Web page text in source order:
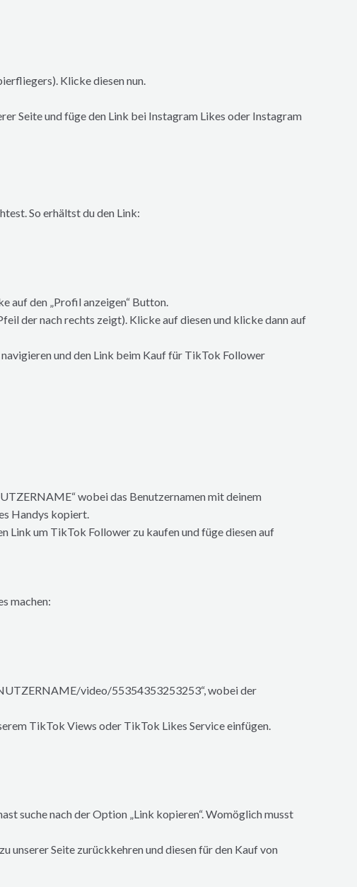
Klicke diesen nun.
Seite und füge den Link bei Instagram Likes oder Instagram
So erhältst du den Link:
auf den „Profil anzeigen“ Button.
der nach rechts zeigt). Klicke auf diesen und klicke dann auf
und den Link beim Kauf für TikTok Follower
wobei das Benutzernamen mit deinem
Handys kopiert.
Link um TikTok Follower zu kaufen und füge diesen auf
machen:
video/55354353253253“, wobei der
TikTok Views oder TikTok Likes Service einfügen.
suche nach der Option „Link kopieren“. Womöglich musst
unserer Seite zurückkehren und diesen für den Kauf von